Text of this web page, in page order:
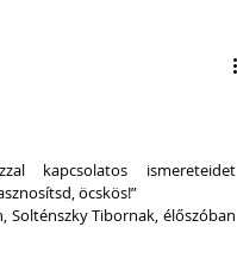
kapcsolatos ismereteidet
öcskös!”
Solténszky Tibornak, élőszóban